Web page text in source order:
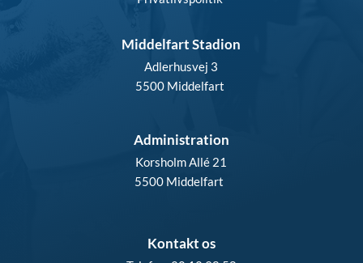
Middelfart Stadion
Adlerhusvej 3
5500 Middelfart
Administration
Korsholm Allé 21
5500 Middelfart
Kontakt os